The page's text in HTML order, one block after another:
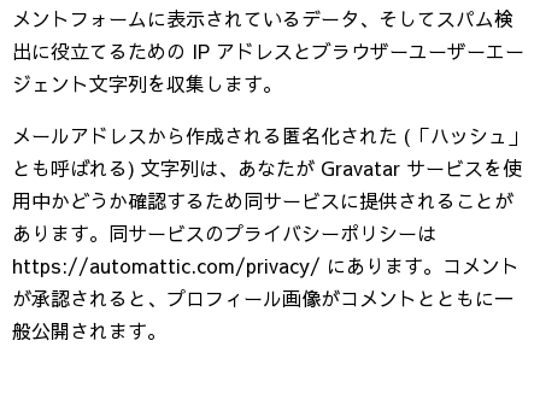
メントフォームに表示されているデータ、そしてスパム検
出に役立てるための IP アドレスとブラウザーユーザーエー
ジェント文字列を収集します。
メールアドレスから作成される匿名化された (「ハッシュ」
とも呼ばれる) 文字列は、あなたが Gravatar サービスを使
用中かどうか確認するため同サービスに提供されることが
あります。同サービスのプライバシーポリシーは
https://automattic.com/privacy/ にあります。コメント
が承認されると、プロフィール画像がコメントとともに一
般公開されます。